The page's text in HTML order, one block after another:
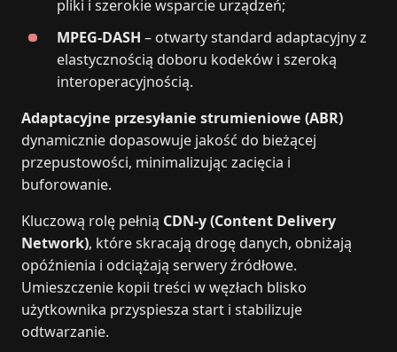
pliki i szerokie wsparcie urządzeń;
MPEG-DASH – otwarty standard adaptacyjny z
elastycznością doboru kodeków i szeroką
interoperacyjnością.
Adaptacyjne przesyłanie strumieniowe (ABR)
dynamicznie dopasowuje jakość do bieżącej
przepustowości, minimalizując zacięcia i
buforowanie.
Kluczową rolę pełnią CDN-y (Content Delivery
Network), które skracają drogę danych, obniżają
opóźnienia i odciążają serwery źródłowe.
Umieszczenie kopii treści w węzłach blisko
użytkownika przyspiesza start i stabilizuje
odtwarzanie.